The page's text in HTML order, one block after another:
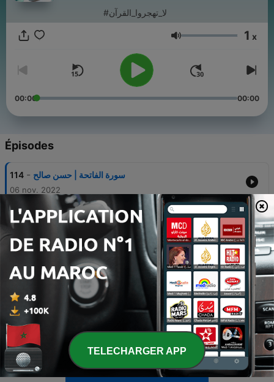
#لا_تهجروا_القرآن
Volume 1 x
00:00 00:00
Épisodes
114 - سورة الفاتحة | حسن صالح
06 nov. 2022
113 - سورة البقرة | حسن صالح
06 nov. 2022
112 - سورة النساء | حسن صالح
06 nov. 2022
111 - سورة المائدة | حسن صالح
06 nov. 2022
110 - سورة آل عمران | حسن صالح
06 nov. 2022 TELECHARGER APP